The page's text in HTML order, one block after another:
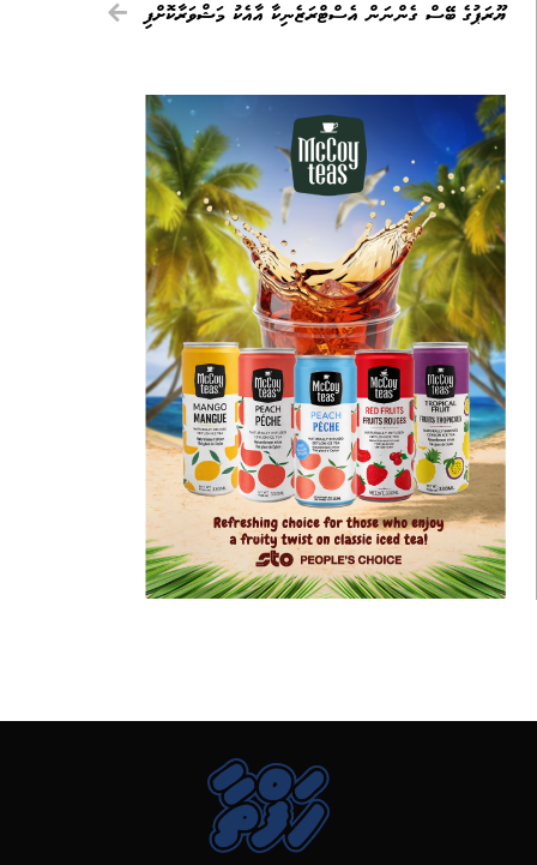
ޔޫރަޕުގެ ބޭސް ގެންނަން އެސްޓްރަޒެނިކާ އާއެކު މަޝްވަރާކޮށްފި